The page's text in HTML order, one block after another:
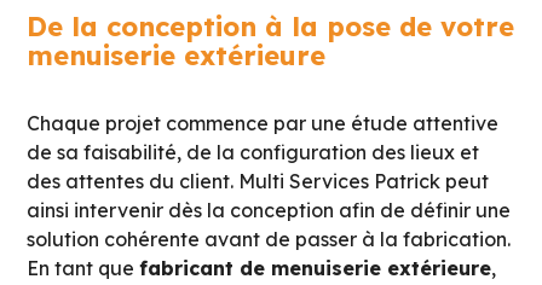
De la conception à la pose de votre
menuiserie extérieure
Chaque projet commence par une étude attentive
de sa faisabilité, de la configuration des lieux et
des attentes du client. Multi Services Patrick peut
ainsi intervenir dès la conception afin de définir une
solution cohérente avant de passer à la fabrication.
En tant quefabricant de menuiserie extérieure,